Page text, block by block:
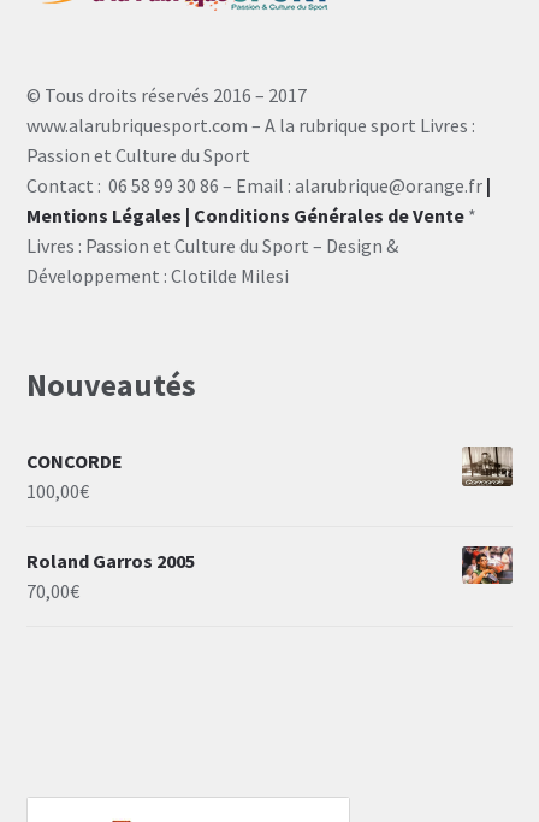
© Tous droits réservés 2016 – 2017
www.alarubriquesport.com – A la rubrique sport Livres :
Passion et Culture du Sport
Contact : 06 58 99 30 86 – Email : alarubrique@orange.fr |
Mentions Légales | Conditions Générales de Vente *
Livres : Passion et Culture du Sport – Design &
Développement : Clotilde Milesi
Nouveautés
CONCORDE
100,00€
Roland Garros 2005
70,00€